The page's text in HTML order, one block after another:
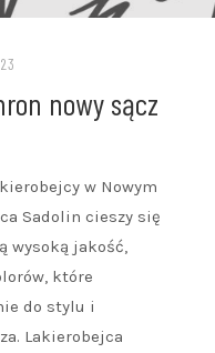
nowy sącz
w Nowym
Sadolin cieszy się
wysoką jakość,
które
do stylu i
Lakierobejca